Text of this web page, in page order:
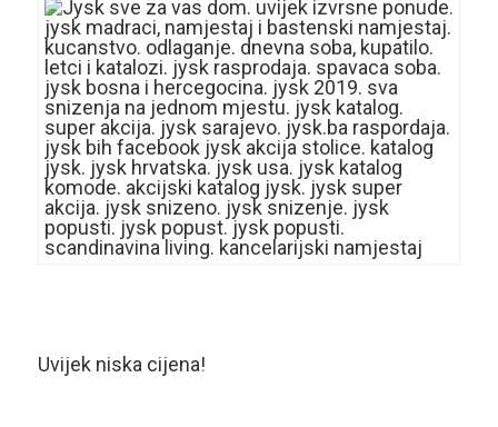
Uvijek niska cijena!